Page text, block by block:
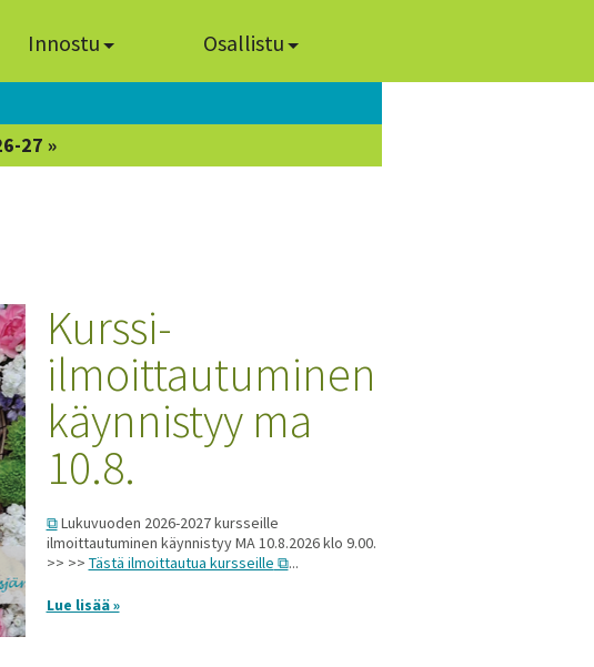
Innostu Osallistu
27 »
Kurssi-
ilmoittautuminen
käynnistyy ma
10.8.
Lukuvuoden 2026-2027 kursseille
ilmoittautuminen käynnistyy MA 10.8.2026 klo 9.00.
>> >> Tästä ilmoittautua kursseille ...
Lue lisää »